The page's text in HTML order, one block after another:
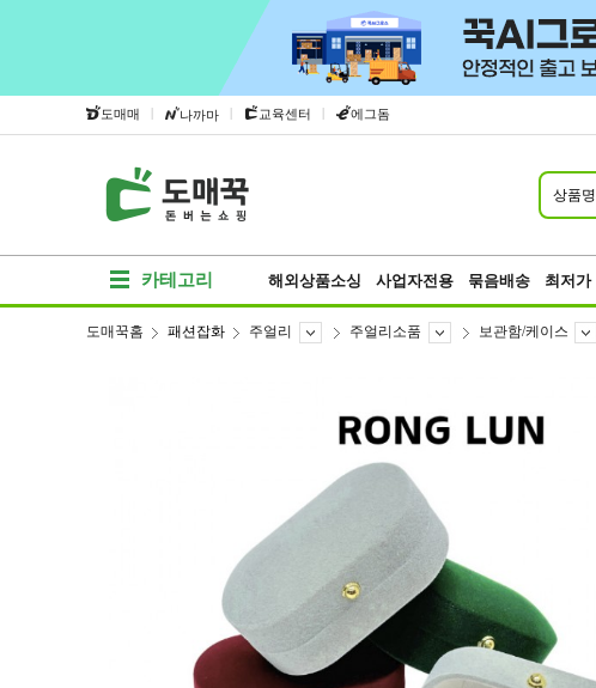
도매매 | 나까마 | 교육센터 | 에그돔
상품명
카테고리 해외상품소싱 사업자전용 묶음배송 최저가
도매꾹홈 패션잡화 주얼리 주얼리소품 보관함/케이스